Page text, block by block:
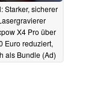
Starker, sicherer
X4 Pro über
Euro reduziert,
als Bundle (Ad)